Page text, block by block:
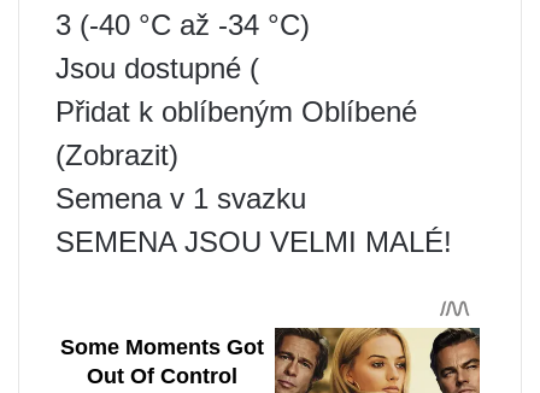
3 (-40 °C až -34 °C)
Jsou dostupné (
Přidat k oblíbeným Oblíbené
(Zobrazit)
Semena v 1 svazku
SEMENA JSOU VELMI MALÉ!